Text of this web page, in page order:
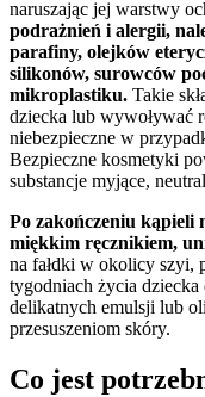
naruszając jej warstwy
podrażnień i alergii,
parafiny, olejków
silikonów, surowców
mikroplastiku. Takie
dziecka lub wywoływać
niebezpieczne w
Bezpieczne kosmetyki
substancje myjące,
Po zakończeniu kąpieli
miękkim ręcznikiem,
na fałdki w okolicy szyi,
tygodniach życia
delikatnych emulsji lub
przesuszeniom skóry.
Co jest